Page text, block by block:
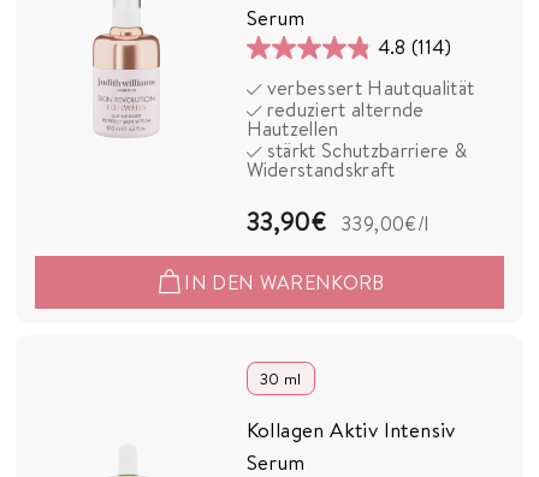
Serum
4.8 (114)
4.8
von
5
Sternen.
114
Bewertungen
verbessert Hautqualität
reduziert alternde
Hautzellen
stärkt Schutzbarriere &
Widerstandskraft
33,90€3
3
,
339,00€/l
IN DEN WARENKORB
30 ml
Kollagen Aktiv Intensiv
Serum